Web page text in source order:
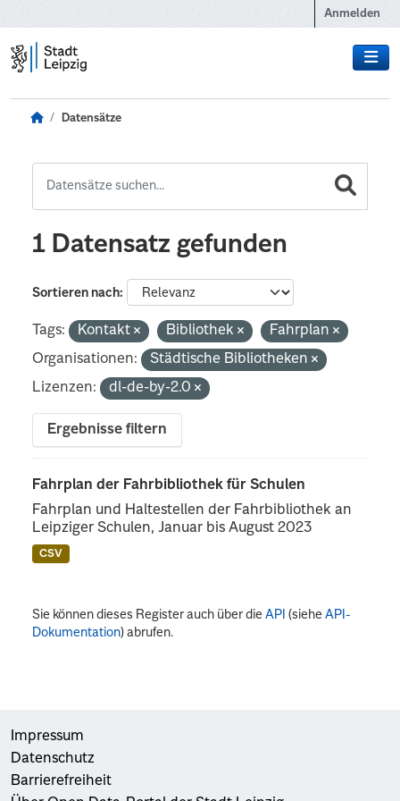
Anmelden
Datensätze
1 Datensatz gefunden
Sortieren nach
Tags: Kontakt Bibliothek
Fahrplan
Organisationen:
Städtische Bibliotheken
Lizenzen:
dl-de-by-2.0
Ergebnisse filtern
Fahrplan der Fahrbibliothek für Schulen
Fahrplan und Haltestellen der Fahrbibliothek an
Leipziger Schulen, Januar bis August 2023
CSV
Sie können dieses Register auch über dieAPI (sieheAPI-
Dokumentation) abrufen.
Impressum
Datenschutz
Barrierefreiheit